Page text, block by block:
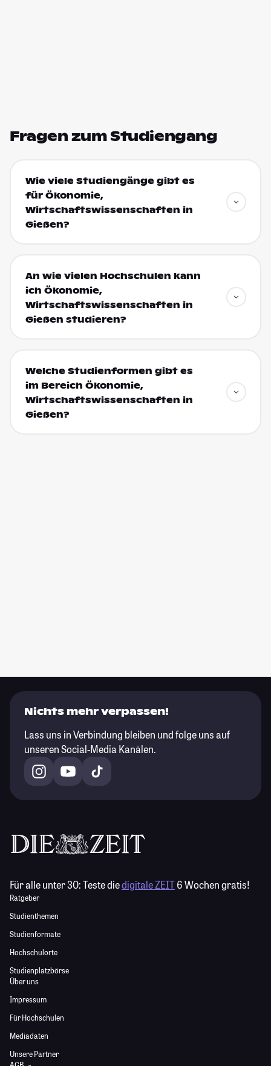
Fragen zum Studiengang
Wie viele Studiengänge gibt es
für Ökonomie,
Wirtschaftswissenschaften in
Gießen?
An wie vielen Hochschulen kann
ich Ökonomie,
Wirtschaftswissenschaften in
Gießen studieren?
Welche Studienformen gibt es
im Bereich Ökonomie,
Wirtschaftswissenschaften in
Gießen?
Nichts mehr verpassen!
Lass uns in Verbindung bleiben und folge uns auf
unseren Social-Media Kanälen.
Für alle unter 30:Teste diedigitale ZEIT6 Wochen gratis!
Ratgeber
Studienthemen
Studienformate
Hochschulorte
Studienplatzbörse
Über uns
Impressum
Für Hochschulen
Mediadaten
Unsere Partner